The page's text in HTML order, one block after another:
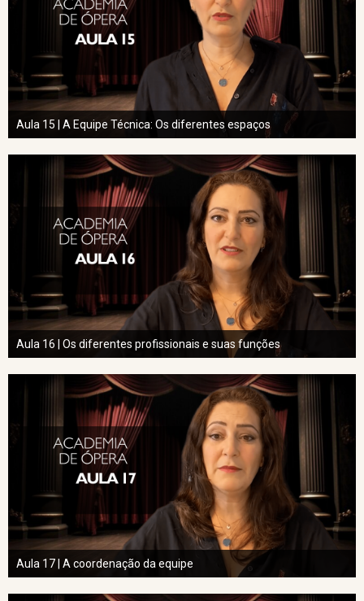
Aula 15 | A Equipe Técnica: Os diferentes espaços
Aula 16 | Os diferentes profissionais e suas funções
Aula 17 | A coordenação da equipe